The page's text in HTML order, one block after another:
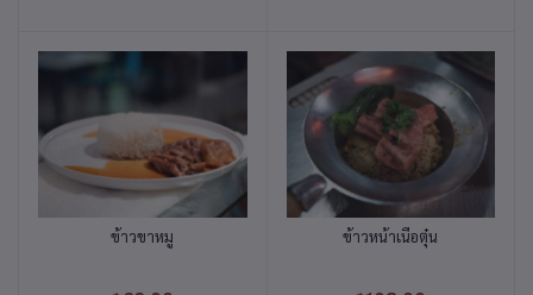
หยิบใส่ตะกร้า
ข้าวขาหมู หยิบใส่ตะกร้า
ข้าวหน้าเนื้อตุ๋น